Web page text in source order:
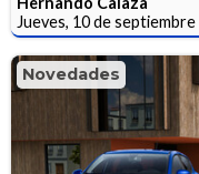
Jueves, 10 de
Novedades